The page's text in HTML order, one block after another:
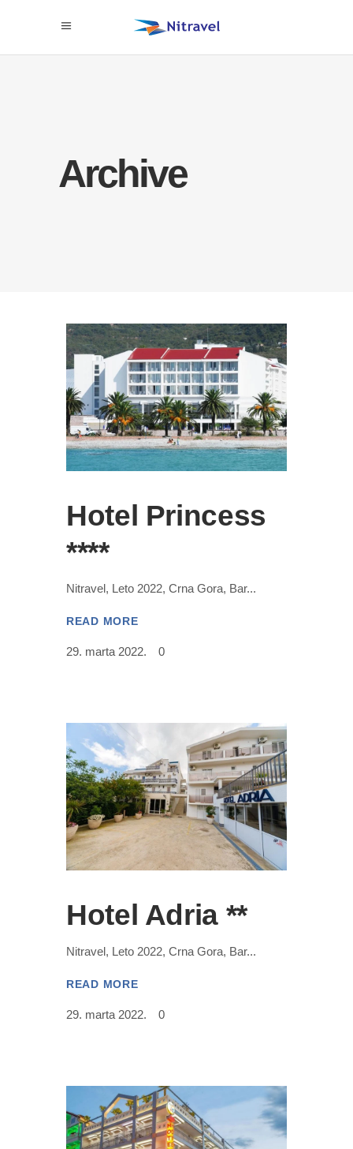
Archive
Hotel Princess
****
Nitravel, Leto 2022, Crna Gora, Bar
READ MORE
29. marta 2022. 0
Hotel Adria **
Nitravel, Leto 2022, Crna Gora, Bar
READ MORE
29. marta 2022. 0